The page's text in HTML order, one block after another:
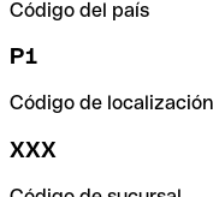
Código del país
P1
Código de localización
XXX